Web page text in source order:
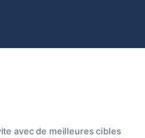
avec de meilleures cibles